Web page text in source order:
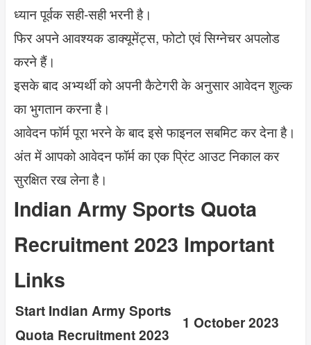
ध्यान पूर्वक सही-सही भरनी है।
फिर अपने आवश्यक डाक्यूमेंट्स, फोटो एवं सिग्नेचर अपलोड
करने हैं।
इसके बाद अभ्यर्थी को अपनी कैटेगरी के अनुसार आवेदन शुल्क
का भुगतान करना है।
आवेदन फॉर्म पूरा भरने के बाद इसे फाइनल सबमिट कर देना है।
अंत में आपको आवेदन फॉर्म का एक प्रिंट आउट निकाल कर
सुरक्षित रख लेना है।
Indian Army Sports Quota
Recruitment 2023 Important
Links
Start Indian Army Sports
Quota Recruitment 2023
1 October 2023